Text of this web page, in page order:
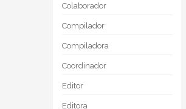
Colaborador
Compilador
Compiladora
Coordinador
Editor
Editora